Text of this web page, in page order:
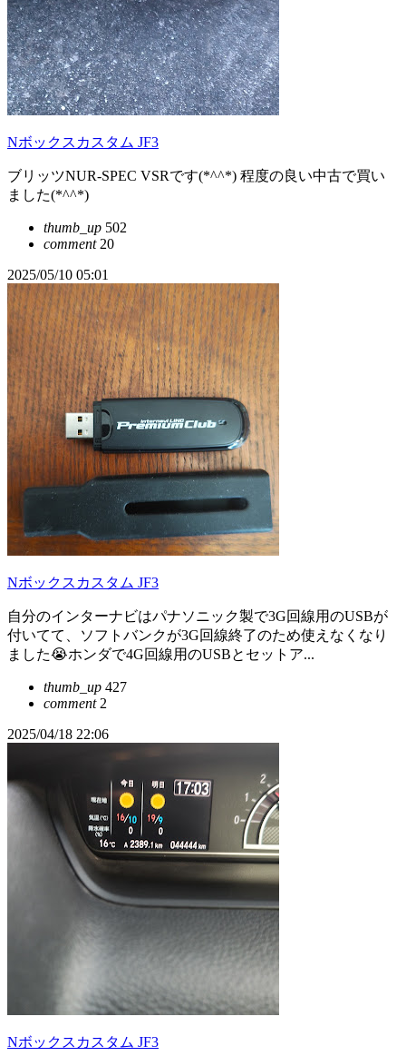
Nボックスカスタム JF3
ブリッツNUR-SPEC VSRです(*^^*) 程度の良い中古で買い
ました(*^^*)
thumb_up 502
comment20
2025/05/10 05:01
Nボックスカスタム JF3
自分のインターナビはパナソニック製で3G回線用のUSBが
付いてて、ソフトバンクが3G回線終了のため使えなくなり
ました😭ホンダで4G回線用のUSBとセットア...
thumb_up 427
comment2
2025/04/18 22:06
Nボックスカスタム JF3